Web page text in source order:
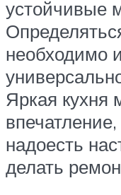
устойчивые
необходимо
Яркая кухня
надоесть
делать